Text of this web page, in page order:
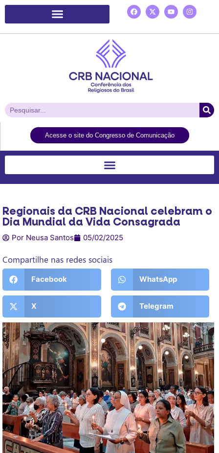
Acesse o site do Congresso de Comunicação
Regionais da CRB Nacional celebram o
Dia Mundial da Vida Consagrada
Por Neusa Santos 05/02/2025
Compartilhe nas redes sociais
Facebook WhatsApp
X Telegram